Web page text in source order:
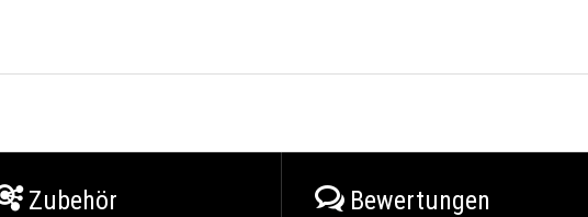
Zubehör Bewertungen